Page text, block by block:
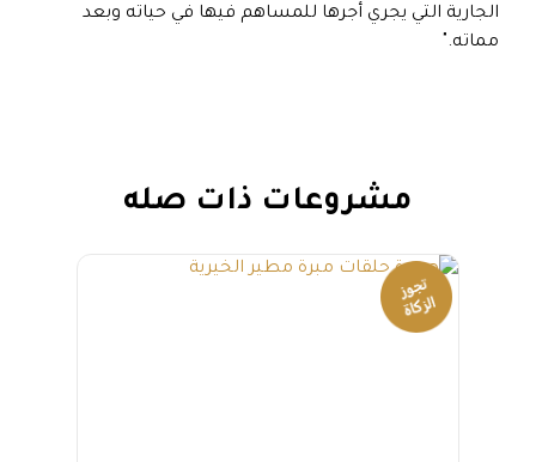
الجارية التي يجري أجرها للمساهم فيها في حياته وبعد
مماته."
مشروعات ذات صله